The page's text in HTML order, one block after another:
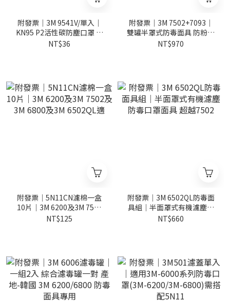
附發票｜3M 9541V/單入｜
KN95 P2活性碳防塵口罩 防
PM2.5霧霾 有機氣體/粉塵
NT$36
附發票｜3M 7502+7093｜
雙罐半罩式防毒面具 防粉塵
3M5N11 6006濾毒罐 台灣
NT$970
附發票｜5N11CN濾棉一盒
10片｜3M 6200及3M 7502
及3M 6800及3M 6502QL適
NT$125
附發票｜3M 6502QL防毒面
具組｜半面罩式有機濾塵防
毒口罩面具 超越7502
NT$660